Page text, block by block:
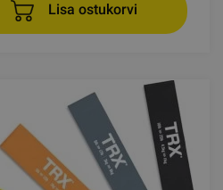
Lisa ostukorvi